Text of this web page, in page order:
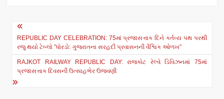
s
A
p
p
e
b
o
o
Post
navigation
REPUBLIC DAY CELEBRATION: 75માં પ્રજાસત્તાક દિને કર્તવ્ય પથ પરથી
રજુ થયો ટેબ્લો ”ધોરડો: ગુજરાતના સરહદી પ્રવાસનની વૈશ્વિક ઓળખ”
RAJKOT RAILWAY REPUBLIC DAY: રાજકોટ રેલ્વે ડિવિઝનમાં 75માં
પ્રજાસત્તાક દિવસની ઉત્સાહભેર ઉજવણી